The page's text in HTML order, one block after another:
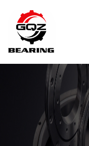
Главная
Продукция
Новости
Контакты